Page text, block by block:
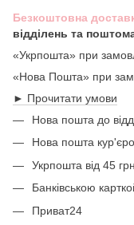
Безкоштовна
відділень та
«Укрпошта» при
«Нова Пошта» при
► Прочитати умови
Нова пошта до
Нова пошта
Укрпошта від 45 грн
Банківською
Приват24